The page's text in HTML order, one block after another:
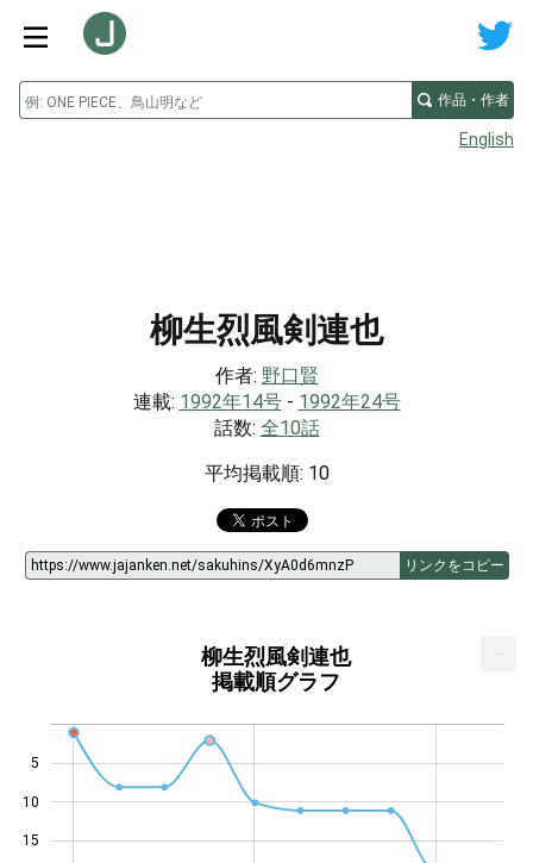
作品・作者
English
柳生烈風剣連也
作者: 野口賢
連載: 1992年14号- 1992年24号
話数: 全10話
平均掲載順: 10
リンクをコピー
柳生烈風剣連也
掲載順グラフ
10
15
5
...